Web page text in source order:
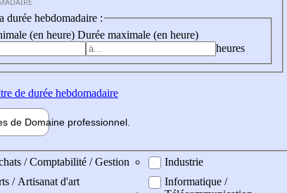
durée hebdomadaire :
(en heure) Durée maximale (en heure)
heures
de durée hebdomadaire
de Domaine professionnel
/ Comptabilité / Gestion
/ Artisanat d'art
Industrie
Informatique /